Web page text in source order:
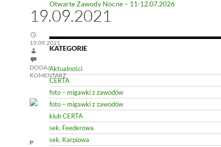
19.09.2021
19.09.2021
DODAJ
KOMENTARZ
Nawigacja
P
Otwarte Zawody Nocne – 11-12.07.2026
KATEGORIE
Aktualności
CERTA
foto – migawki z zawodów
foto – migawki z zawodów
klub CERTA
sek. Feederowa
sek. Karpiowa